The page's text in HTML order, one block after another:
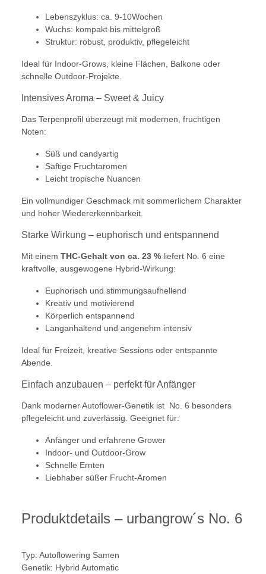
Lebenszyklus: ca. 9-10Wochen
Wuchs: kompakt bis mittelgroß
Struktur: robust, produktiv, pflegeleicht
Ideal für Indoor-Grows, kleine Flächen, Balkone oder
schnelle Outdoor-Projekte.
Intensives Aroma – Sweet & Juicy
Das Terpenprofil überzeugt mit modernen, fruchtigen
Noten:
Süß und candyartig
Saftige Fruchtaromen
Leicht tropische Nuancen
Ein vollmundiger Geschmack mit sommerlichem Charakter
und hoher Wiedererkennbarkeit.
Starke Wirkung – euphorisch und entspannend
Mit einem THC-Gehalt von ca. 23 % liefert No. 6 eine
kraftvolle, ausgewogene Hybrid-Wirkung:
Euphorisch und stimmungsaufhellend
Kreativ und motivierend
Körperlich entspannend
Langanhaltend und angenehm intensiv
Ideal für Freizeit, kreative Sessions oder entspannte
Abende.
Einfach anzubauen – perfekt für Anfänger
Dank moderner Autoflower-Genetik ist No. 6 besonders
pflegeleicht und zuverlässig. Geeignet für:
Anfänger und erfahrene Grower
Indoor- und Outdoor-Grow
Schnelle Ernten
Liebhaber süßer Frucht-Aromen
Produktdetails – urbangrow´s No. 6
Typ: Autoflowering Samen
Genetik: Hybrid Automatic